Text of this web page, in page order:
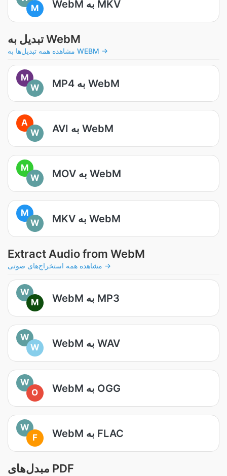
M
WebM به MKV
تبدیل به WebM
مشاهده همه تبدیل‌ها به WEBM →
M
W
MP4 به WebM
A
W
AVI به WebM
M
W
MOV به WebM
M
W
MKV به WebM
Extract Audio from WebM
مشاهده همه استخراج‌های صوتی →
W
M
WebM به MP3
W
W
WebM به WAV
W
O
WebM به OGG
W
F
WebM به FLAC
مبدل‌های PDF